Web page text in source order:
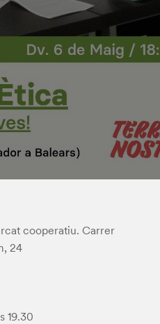
cooperatiu. Carrer
24
19.30